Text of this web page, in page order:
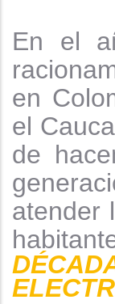
En el
en
el
de
atender